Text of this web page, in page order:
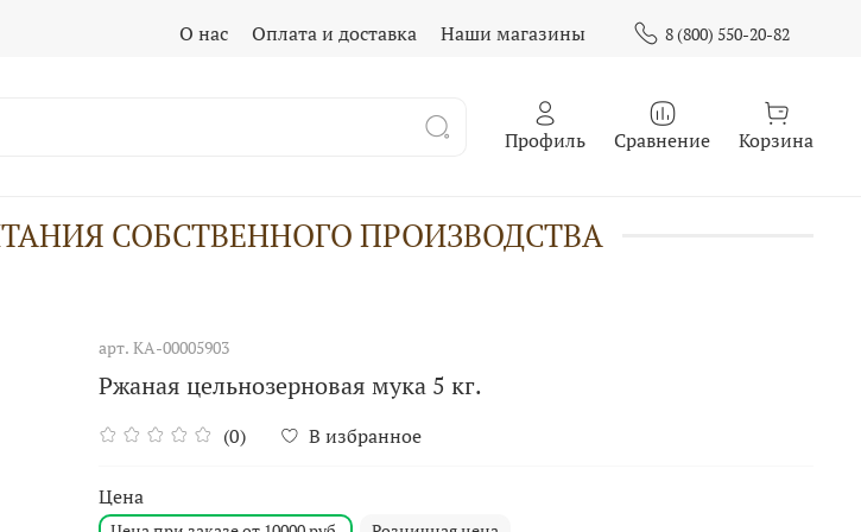
О нас Оплата и доставка Наши магазины 8 (800) 550-20-82
Профиль Сравнение Корзина
СОБСТВЕННОГО ПРОИЗВОДСТВА
арт. КА-00005903
Ржаная цельнозерновая мука 5 кг.
(0) В избранное
Цена